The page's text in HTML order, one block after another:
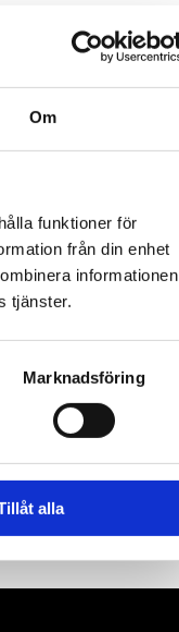
Om
funktioner för
från din enhet
informationen
tjänster.
Marknadsföring
alla